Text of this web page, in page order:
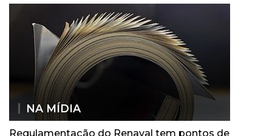
NA MÍDIA
Regulamentação do Renaval tem pontos de